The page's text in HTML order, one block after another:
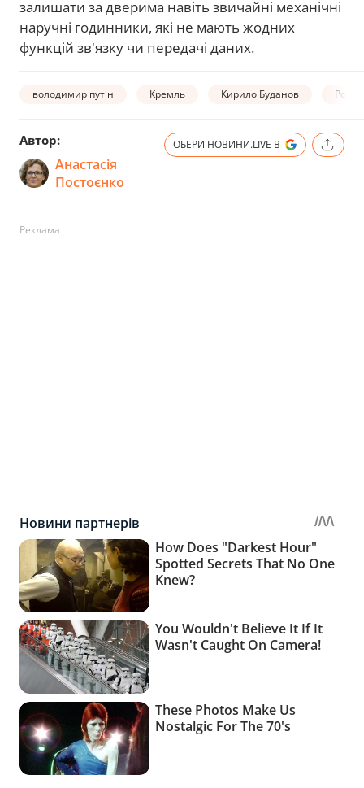
залишати за дверима навіть звичайні механічні
наручні годинники, які не мають жодних
функцій зв'язку чи передачі даних.
володимир путін Кремль Кирило Буданов Росія
Автор:
Анастасія
Постоєнко
ОБЕРИ НОВИНИ.LIVE В
Реклама